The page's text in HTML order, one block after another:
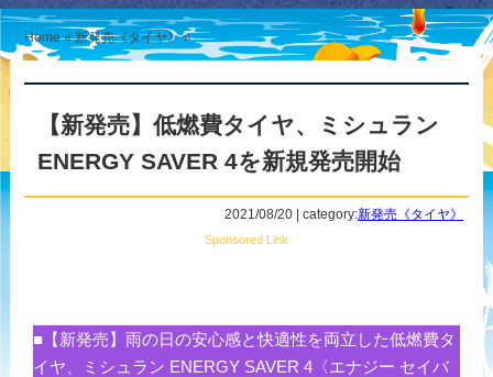
Home »新発売《タイヤ》 »
【新発売】低燃費タイヤ、ミシュラン
ENERGY SAVER 4を新規発売開始
2021/08/20 | category:新発売《タイヤ》
Sponsored Link
■【新発売】雨の日の安心感と快適性を両立した低燃費タ
イヤ、ミシュラン ENERGY SAVER 4〈エナジー セイバ